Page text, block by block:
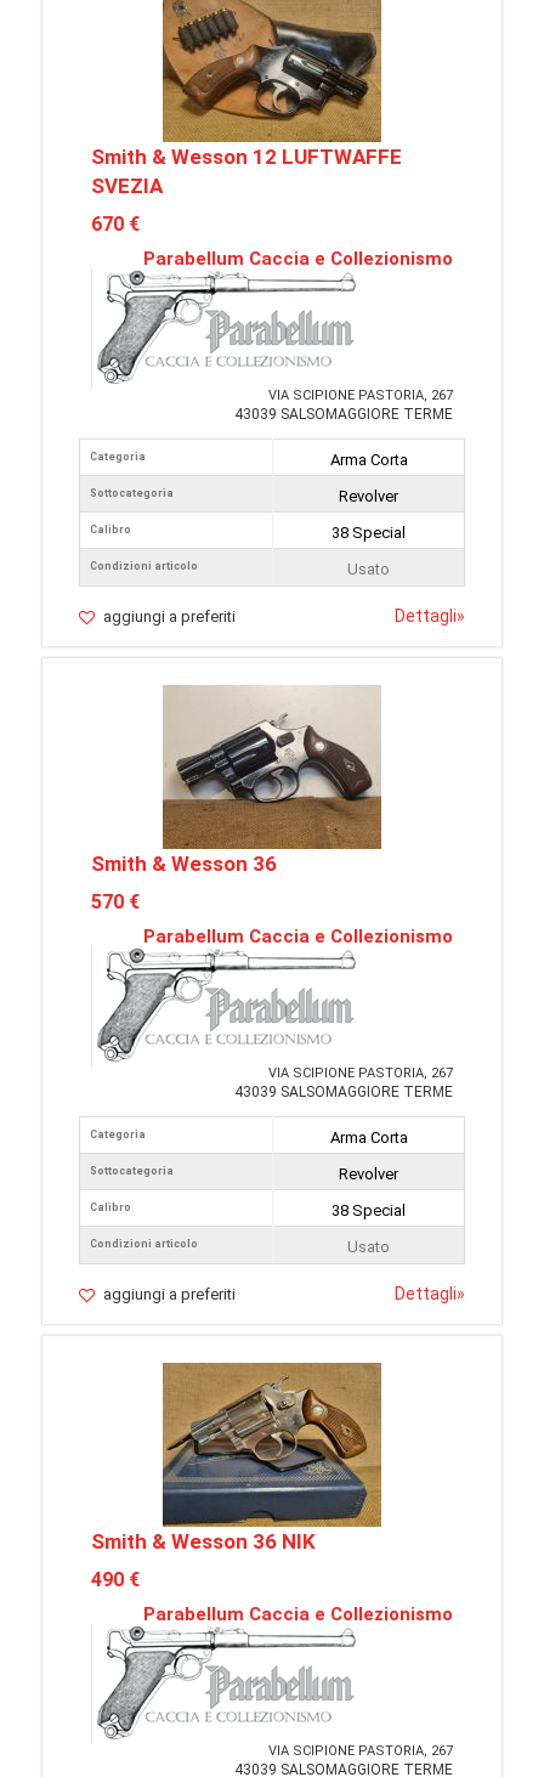
Smith & Wesson 12 LUFTWAFFE
SVEZIA
670 €
Parabellum Caccia e Collezionismo
VIA SCIPIONE PASTORIA, 267
43039 SALSOMAGGIORE TERME
Categoria
Sottocategoria
Calibro
Condizioni articolo
Arma Corta
Revolver
38 Special
Usato
aggiungi a preferiti Dettagli»
Smith & Wesson 36
570 €
Parabellum Caccia e Collezionismo
VIA SCIPIONE PASTORIA, 267
43039 SALSOMAGGIORE TERME
Categoria
Sottocategoria
Calibro
Condizioni articolo
Arma Corta
Revolver
38 Special
Usato
aggiungi a preferiti Dettagli»
Smith & Wesson 36 NIK
490 €
Parabellum Caccia e Collezionismo
VIA SCIPIONE PASTORIA, 267
43039 SALSOMAGGIORE TERME